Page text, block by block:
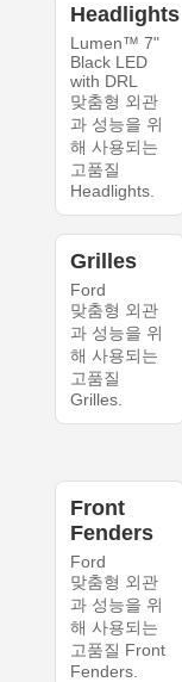
Headlights
Lumen™ 7"
Black LED
with DRL
맞춤형 외관
과 성능을 위
해 사용되는
고품질
Headlights.
Grilles
Ford
맞춤형 외관
과 성능을 위
해 사용되는
고품질
Grilles.
Front
Fenders
Ford
맞춤형 외관
과 성능을 위
해 사용되는
고품질 Front
Fenders.